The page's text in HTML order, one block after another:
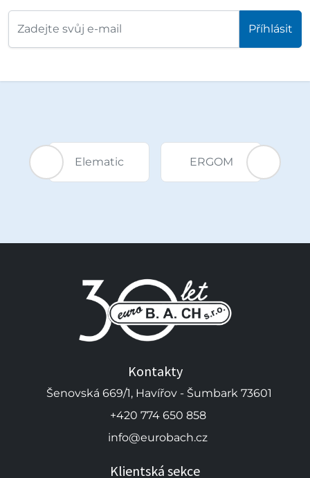
Příhlásit
ERGOM KALIA paper
Kontakty
Šenovská 669/1, Havířov - Šumbark 73601
+420 774 650 858
info@eurobach.cz
Klientská sekce